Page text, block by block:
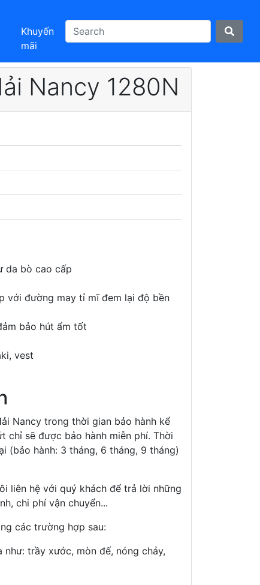
Khuyến
mãi
Nancy 1280N
da bò cao cấp
với đường may tỉ mĩ đem lại độ bền
bảo hút ẩm tốt
vest
Nancy trong thời gian bảo hành kể
chỉ sẽ được bảo hành miễn phí. Thời
(bảo hành: 3 tháng, 6 tháng, 9 tháng)
liên hệ với quý khách để trả lời những
chi phí vận chuyển...
các trường hợp sau:
trầy xước, mòn đế, nóng chảy,